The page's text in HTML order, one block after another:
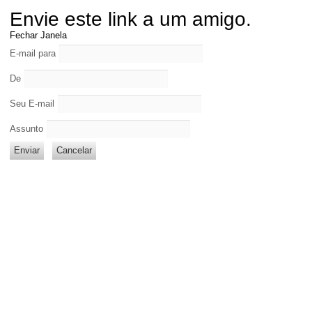
Envie este link a um amigo.
Fechar Janela
E-mail para
De
Seu E-mail
Assunto
Enviar Cancelar